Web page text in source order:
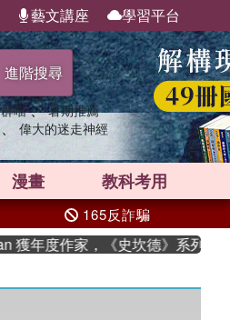
藝文講座 學習平台
進階搜尋
喵 、 暑期推薦
、 偉大的迷走神經
漫畫 教科考用
165反詐騙
年度作家，《史坎德》系列帶你